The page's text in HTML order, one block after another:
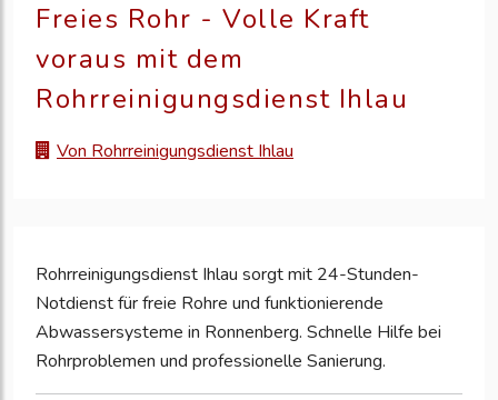
Freies Rohr - Volle Kraft
voraus mit dem
Rohrreinigungsdienst Ihlau
Von Rohrreinigungsdienst Ihlau
Rohrreinigungsdienst Ihlau sorgt mit 24-Stunden-
Notdienst für freie Rohre und funktionierende
Abwassersysteme in Ronnenberg. Schnelle Hilfe bei
Rohrproblemen und professionelle Sanierung.